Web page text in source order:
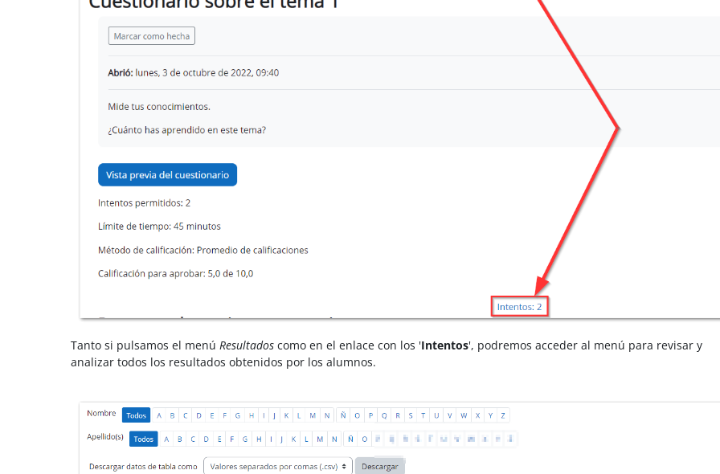
Tanto si pulsamos el menúResultados como en el enlace con los 'Intentos', podremos acceder al menú para revisar y
analizar todos los resultados obtenidos por los alumnos.